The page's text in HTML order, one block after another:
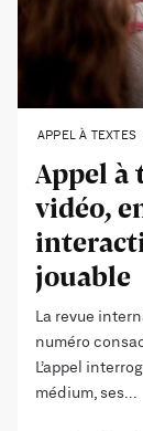
APPEL À TEXTES
Appel à
vidéo,
jouable
La revue
numéro
L’appel
médium, ses